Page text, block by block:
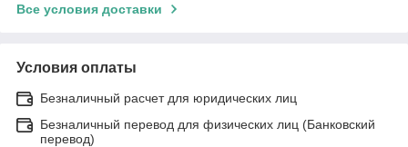
Все условия доставки
Условия оплаты
Безналичный расчет для юридических лиц
Безналичный перевод для физических лиц (Банковский
перевод)